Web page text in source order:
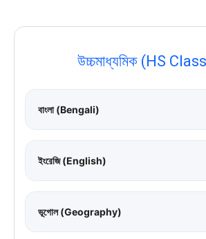
উচ্চমাধ্যমিক (HS
বাংলা (Bengali)
ইংরেজি (English)
ভূগোল (Geography)